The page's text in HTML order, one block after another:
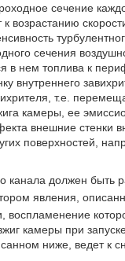
сечение
возрастанию
сечения
в нем топлива к
т.е.
камеры, ее
внешние стенки
поверхностей,
канала должен быть
явления,
воспламенение
камеры при
ниже, ведет к